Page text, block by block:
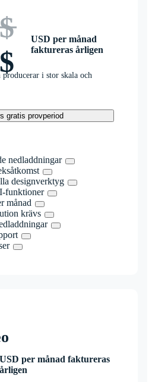
USD per månad
faktureras årligen
producerar i stor skala och
gratis provperiod
nedladdningar
designverktyg
funktioner
månad
krävs
USD per månad faktureras
årligen